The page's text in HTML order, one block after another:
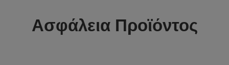
Ασφάλεια Προϊόντος